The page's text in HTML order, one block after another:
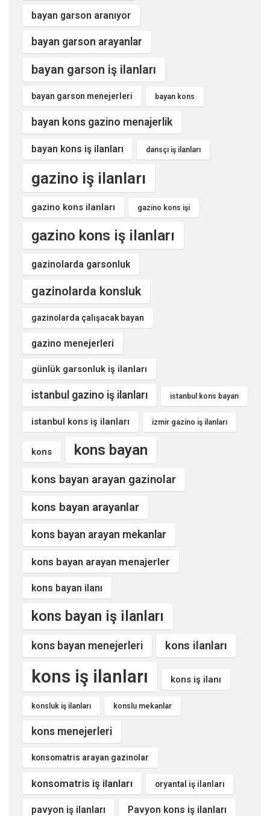
bayan garson aranıyor
bayan garson arayanlar
bayan garson iş ilanları
bayan garson menejerleri bayan kons
bayan kons gazino menajerlik
bayan kons iş ilanları dansçı iş ilanları
gazino iş ilanları
gazino kons ilanları gazino kons işi
gazino kons iş ilanları
gazinolarda garsonluk
gazinolarda konsluk
gazinolarda çalışacak bayan
gazino menejerleri
günlük garsonluk iş ilanları
istanbul gazino iş ilanları istanbul kons bayan
istanbul kons iş ilanları izmir gazino iş ilanları
kons kons bayan
kons bayan arayan gazinolar
kons bayan arayanlar
kons bayan arayan mekanlar
kons bayan arayan menajerler
kons bayan ilanı
kons bayan iş ilanları
kons bayan menejerleri kons ilanları
kons iş ilanları kons iş ilanı
konsluk iş ilanları konslu mekanlar
kons menejerleri
konsomatris arayan gazinolar
konsomatris iş ilanları oryantal iş ilanları
pavyon iş ilanları Pavyon kons iş ilanları